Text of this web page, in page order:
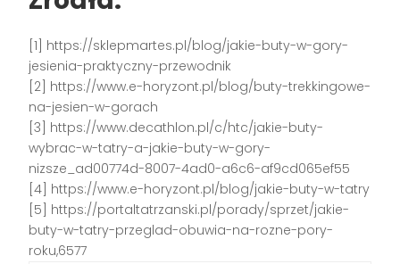
[1] https://sklepmartes.pl/blog/jakie-buty-w-gory-
jesienia-praktyczny-przewodnik
[2] https://www.e-horyzont.pl/blog/buty-trekkingowe-
na-jesien-w-gorach
[3] https://www.decathlon.pl/c/htc/jakie-buty-
wybrac-w-tatry-a-jakie-buty-w-gory-
nizsze_ad00774d-8007-4ad0-a6c6-af9cd065ef55
[4] https://www.e-horyzont.pl/blog/jakie-buty-w-tatry
[5] https://portaltatrzanski.pl/porady/sprzet/jakie-
buty-w-tatry-przeglad-obuwia-na-rozne-pory-
roku,6577